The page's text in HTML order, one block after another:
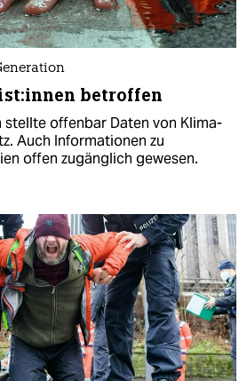
betroffen
stellte offenbar Daten von Kli­ma­
Auch Informationen zu
offen zugänglich gewesen.